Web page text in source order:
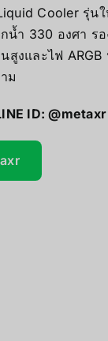
Transmitters
Cooler รุ่
ำ 330 องศา รอ
งและไฟ ARGB
ม
ID:@metaxr